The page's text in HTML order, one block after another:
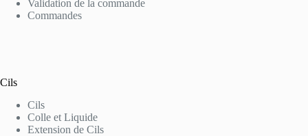
Validation de la commande
Commandes
Cils
Cils
Colle et Liquide
Extension de Cils